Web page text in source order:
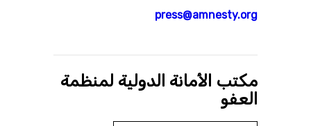
press@amnesty.org
مكتب الأمانة الدولية لمنظمة
العفو